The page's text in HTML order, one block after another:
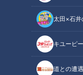
太田×石井
キユーピ
道との遭遇
チャント！